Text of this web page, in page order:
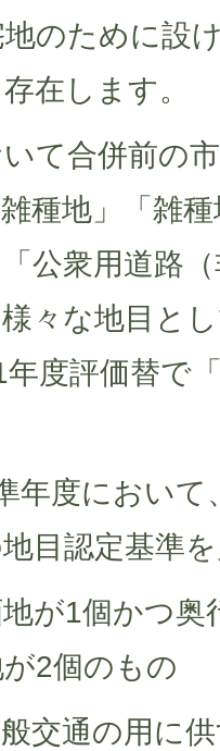
のために設
在します。
て合併前の
種地」「雑
公衆用道路
様々な地目と
度評価替で
年度におい
目認定基準
が1個かつ奥
2個のもの
交通の用に